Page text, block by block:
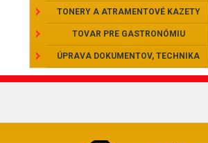
TONERY A ATRAMENTOVÉ KAZETY
TOVAR PRE GASTRONÓMIU
ÚPRAVA DOKUMENTOV, TECHNIKA